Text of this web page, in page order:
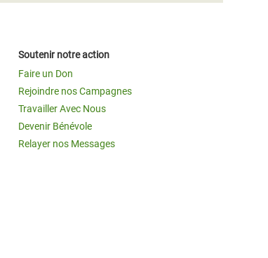
Soutenir notre action
Faire un Don
Rejoindre nos Campagnes
Travailler Avec Nous
Devenir Bénévole
Relayer nos Messages